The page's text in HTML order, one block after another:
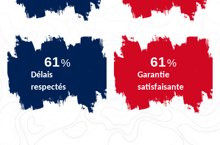
73%
Délais
respectés
73%
Garantie
satisfaisante